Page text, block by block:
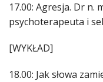
17.00: Agresja. Dr n.
psychoterapeuta i
[WYKŁAD]
18.00: Jak słowa